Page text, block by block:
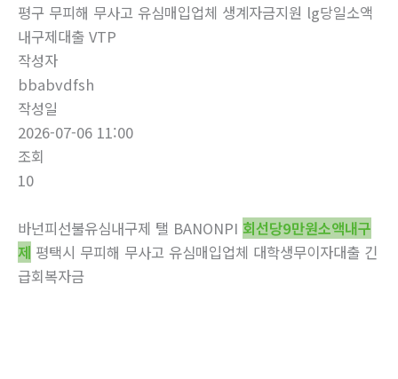
평구 무피해 무사고 유심매입업체 생계자금지원 lg당일소액
내구제대출 VTP
작성자
bbabvdfsh
작성일
2026-07-06 11:00
조회
10
바넌피선불유심내구제 탤 BANONPI 회선당9만원소액내구
제 평택시 무피해 무사고 유심매입업체 대학생무이자대출 긴
급회복자금